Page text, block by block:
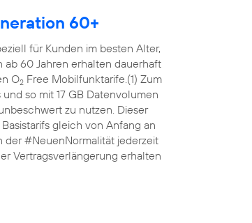
60+
für Kunden im besten Alter,
60 Jahren erhalten dauerhaft
O2 Free Mobilfunktarife.(1) Zum
so mit 17 GB Datenvolumen
zu nutzen. Dieser
gleich von Anfang an
der #NeuenNormalität jederzeit
Vertragsverlängerung erhalten